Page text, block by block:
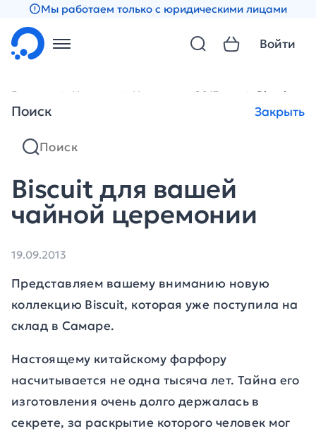
Мы работаем только с юридическими лицами
Поиск Закрыть
Войти
Главная Новости Новости за 2013 год Biscuit
Biscuit для вашей
чайной церемонии
19.09.2013
Представляем вашему вниманию новую
коллекцию Biscuit, которая уже поступила на
склад в Самаре.
Настоящему китайскому фарфору
насчитывается не одна тысяча лет. Тайна его
изготовления очень долго держалась в
секрете, за раскрытие которого человек мог